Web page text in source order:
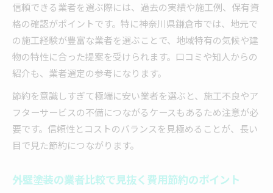
信頼できる業者を選ぶ際には、過去の実績や施工例、保有資
格の確認がポイントです。特に神奈川県鎌倉市では、地元で
の施工経験が豊富な業者を選ぶことで、地域特有の気候や建
物の特性に合った提案を受けられます。口コミや知人からの
紹介も、業者選定の参考になります。
節約を意識しすぎて極端に安い業者を選ぶと、施工不良やア
フターサービスの不備につながるケースもあるため注意が必
要です。信頼性とコストのバランスを見極めることが、長い
目で見た節約につながります。
外壁塗装の業者比較で見抜く費用節約のポイント